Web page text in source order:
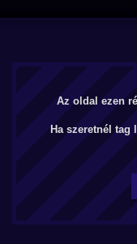
Az oldal ezen
Ha szeretnél tag